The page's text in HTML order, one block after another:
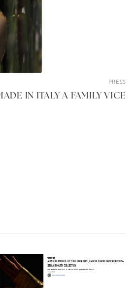
PRESS
IN ITALY A FAMILY VICE